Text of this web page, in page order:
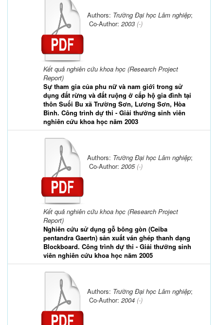
Kết quả nghiên cứu khoa học (Research Project
Report)
Sự tham gia của phu nữ và nam giới trong sử
dụng đất rừng và đất ruộng ở cấp hộ gia đình tại
thôn Suối Bu xã Trường Sơn, Lương Sơn, Hòa
Bình. Công trình dự thi - Giải thưởng sinh viên
nghiên cứu khoa học năm 2003
Authors: Trường Đại học Lâm nghiệp;
Co-Author: 2003 (-)
Kết quả nghiên cứu khoa học (Research Project
Report)
Nghiên cứu sử dụng gỗ bông gòn (Ceiba
pentandra Gaertn) sản xuất ván ghép thanh dạng
Blockboard. Công trình dự thi - Giải thưởng sinh
viên nghiên cứu khoa học năm 2005
Authors: Trường Đại học Lâm nghiệp;
Co-Author: 2005(-)
Authors: Trường Đại học Lâm nghiệp;
Co-Author: 2004 (-)